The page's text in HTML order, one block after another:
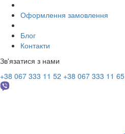
Оформлення замовлення
Блог
Контакти
Зв'язатися з нами
+38 067 333 11 52 +38 067 333 11 65